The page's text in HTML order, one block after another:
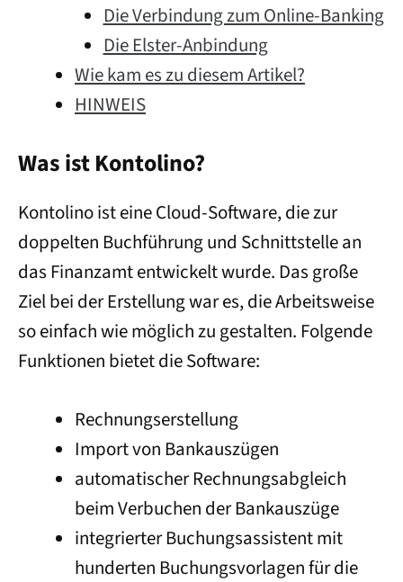
Die Verbindung zum Online-Banking
Die Elster-Anbindung
Wie kam es zu diesem Artikel?
HINWEIS
Was ist Kontolino?
Kontolino ist eine Cloud-Software, die zur
doppelten Buchführung und Schnittstelle an
das Finanzamt entwickelt wurde. Das große
Ziel bei der Erstellung war es, die Arbeitsweise
so einfach wie möglich zu gestalten. Folgende
Funktionen bietet die Software:
Rechnungserstellung
Import von Bankauszügen
automatischer Rechnungsabgleich
beim Verbuchen der Bankauszüge
integrierter Buchungsassistent mit
hunderten Buchungsvorlagen für die